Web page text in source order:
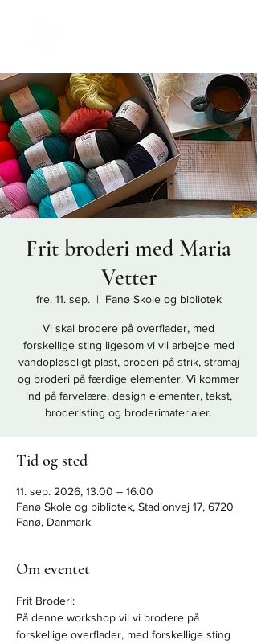
Frit broderi med Maria
Vetter
fre. 11. sep.
  |
Fanø Skole og bibliotek
Vi skal brodere på overflader, med
forskellige sting ligesom vi vil arbejde med
vandopløseligt plast, broderi på strik, stramaj
og broderi på færdige elementer. Vi kommer
ind på farvelære, design elementer, tekst,
broderisting og broderimaterialer.
Tid og sted
11. sep. 2026, 13.00 – 16.00
Fanø Skole og bibliotek, Stadionvej 17, 6720
Fanø, Danmark
Om eventet
Frit Broderi:
På denne workshop vil vi brodere på
forskellige overflader, med forskellige sting